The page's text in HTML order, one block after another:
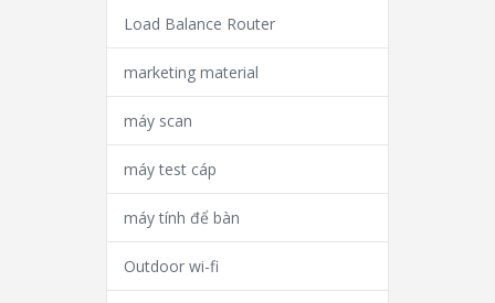
Load Balance Router
marketing material
máy scan
máy test cáp
máy tính để bàn
Outdoor wi-fi